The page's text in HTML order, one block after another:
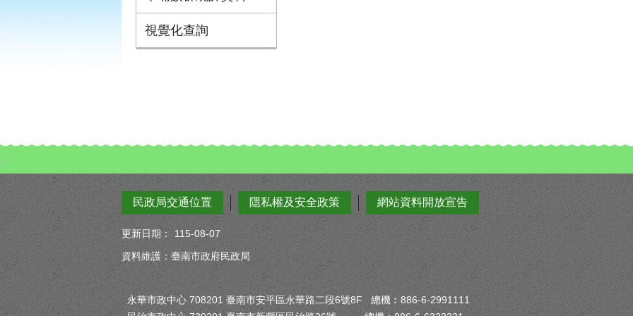
視覺化查詢
:::
民政局交通位置 隱私權及安全政策 網站資料開放宣告
更新日期：
115-08-07
資料維護：臺南市政府民政局
永華市政中心 708201 臺南市安平區永華路二段6號8F 總機︰886-6-2991111